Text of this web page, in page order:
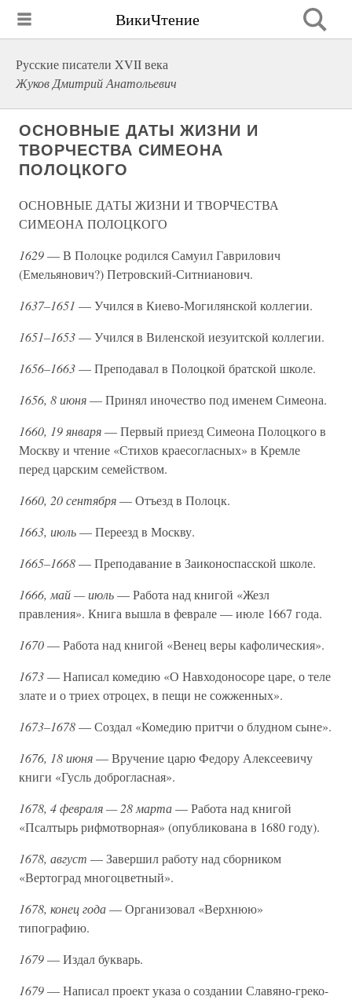
ВикиЧтение
Русские писатели XVII века
Жуков Дмитрий Анатольевич
ОСНОВНЫЕ ДАТЫ ЖИЗНИ И
ТВОРЧЕСТВА СИМЕОНА
ПОЛОЦКОГО
ОСНОВНЫЕ ДАТЫ ЖИЗНИ И ТВОРЧЕСТВА
СИМЕОНА ПОЛОЦКОГО
1629— В Полоцке родился Самуил Гаврилович
(Емельянович?) Петровский-Ситнианович.
1637–1651 — Учился в Киево-Могилянской коллегии.
1651–1653— Учился в Виленской иезуитской коллегии.
1656–1663— Преподавал в Полоцкой братской школе.
1656, 8 июня— Принял иночество под именем Симеона.
1660, 19 января— Первый приезд Симеона Полоцкого в
Москву и чтение «Стихов краесогласных» в Кремле
перед царским семейством.
1660, 20 сентября— Отъезд в Полоцк.
1663, июль— Переезд в Москву.
1665–1668— Преподавание в Заиконоспасской школе.
1666, май — июль— Работа над книгой «Жезл
правления». Книга вышла в феврале — июле 1667 года.
1670— Работа над книгой «Венец веры кафолическия».
1673— Написал комедию «О Навходоносоре царе, о теле
злате и о триех отроцех, в пещи не сожженных».
1673–1678— Создал «Комедию притчи о блудном сыне».
1676, 18 июня— Вручение царю Федору Алексеевичу
книги «Гусль доброгласная».
1678, 4 февраля — 28 марта— Работа над книгой
«Псалтырь рифмотворная» (опубликована в 1680 году).
1678, август — Завершил работу над сборником
«Вертоград многоцветный».
1678, конец года— Организовал «Верхнюю»
типографию.
1679— Издал букварь.
1679— Написал проект указа о создании Славяно-греко-